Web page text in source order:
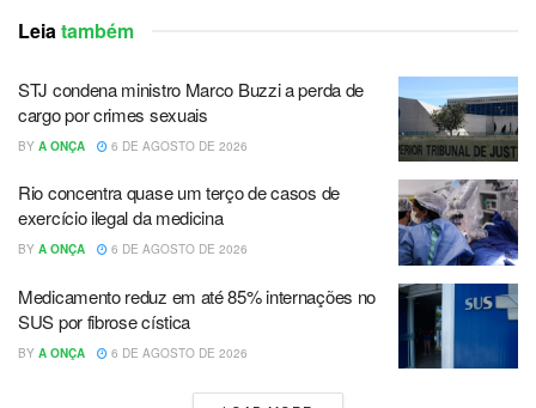
Leia também
STJ condena ministro Marco Buzzi a perda de
cargo por crimes sexuais
BY A ONÇA 6 DE AGOSTO DE 2026
Rio concentra quase um terço de casos de
exercício ilegal da medicina
BY A ONÇA 6 DE AGOSTO DE 2026
Medicamento reduz em até 85% internações no
SUS por fibrose cística
BY A ONÇA 6 DE AGOSTO DE 2026